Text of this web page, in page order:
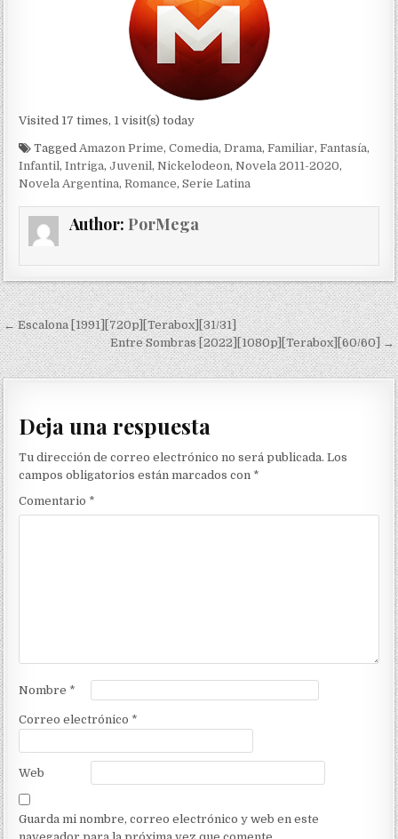
Visited 17 times, 1 visit(s) today
Tagged Amazon Prime,Comedia,Drama,Familiar,Fantasía,
Infantil,Intriga,Juvenil,Nickelodeon,Novela 2011-2020,
Novela Argentina,Romance,Serie Latina
Author: PorMega
Navegación de entradas
← Escalona [1991][720p][Terabox][31/31]
Entre Sombras [2022][1080p][Terabox][60/60] →
Deja una respuesta
Tu dirección de correo electrónico no será publicada. Los
campos obligatorios están marcados con *
Comentario *
Nombre *
Correo electrónico *
Web
Guarda mi nombre, correo electrónico y web en este